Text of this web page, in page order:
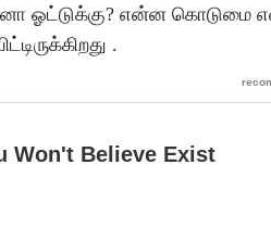
ஓட்டுக்கு? என்ன கொடுமை
.